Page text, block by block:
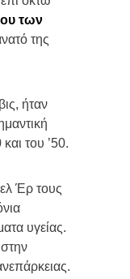
των
της
ήταν
του ’50.
Έρ τους
υγείας.